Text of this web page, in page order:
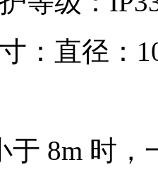
：直径：
于 8m 时